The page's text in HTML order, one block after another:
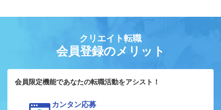
クリエイト転職
会員登録のメリット
会員限定機能であなたの転職活動をアシスト！
カンタン応募